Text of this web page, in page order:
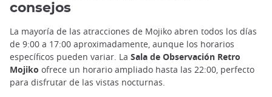
consejos
La mayoría de las atracciones de Mojiko abren todos los días
de 9:00 a 17:00 aproximadamente, aunque los horarios
específicos pueden variar. La Sala de Observación Retro
Mojiko ofrece un horario ampliado hasta las 22:00, perfecto
para disfrutar de las vistas nocturnas.